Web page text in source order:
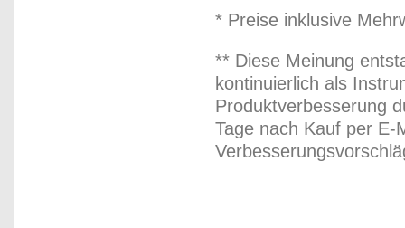
* Preise inklusive
** Diese Meinung
kontinuierlich als
Produktverbesserung
Tage nach Kauf per E-